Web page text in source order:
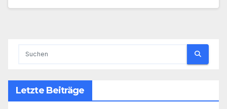
Letzte Beiträge